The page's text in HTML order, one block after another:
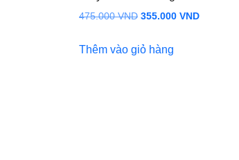
475.000VND Giá
là:
355.000 VNDGiá
Thêm vào giỏ hàng